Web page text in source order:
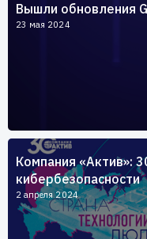
Вышли обновления
23 мая 2024
Компания «Актив»:
кибербезопасности
2 апреля 2024